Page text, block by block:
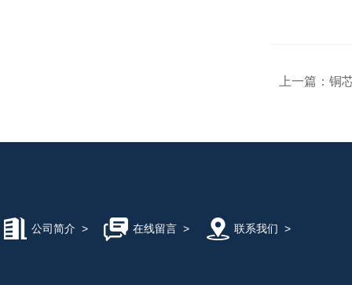
上一篇： 铜
公司简介 > 在线留言> 联系我们 >